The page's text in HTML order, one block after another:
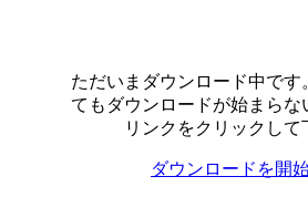
ただいまダウンロード中です
てもダウンロードが始まらな
リンクをクリックして
ダウンロードを開